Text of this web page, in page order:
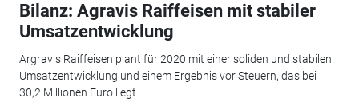
Bilanz: Agravis Raiffeisen mit stabiler
Umsatzentwicklung
Argravis Raiffeisen plant für 2020 mit einer soliden und stabilen
Umsatzentwicklung und einem Ergebnis vor Steuern, das bei
30,2 Millionen Euro liegt.